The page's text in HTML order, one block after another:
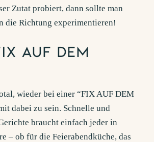
Zutat probiert, dann sollte man
die Richtung experimentieren!
auf dem
wieder bei einer “FIX AUF DEM
dabei zu sein. Schnelle und
braucht einfach jeder in
– ob für die Feierabendküche, das